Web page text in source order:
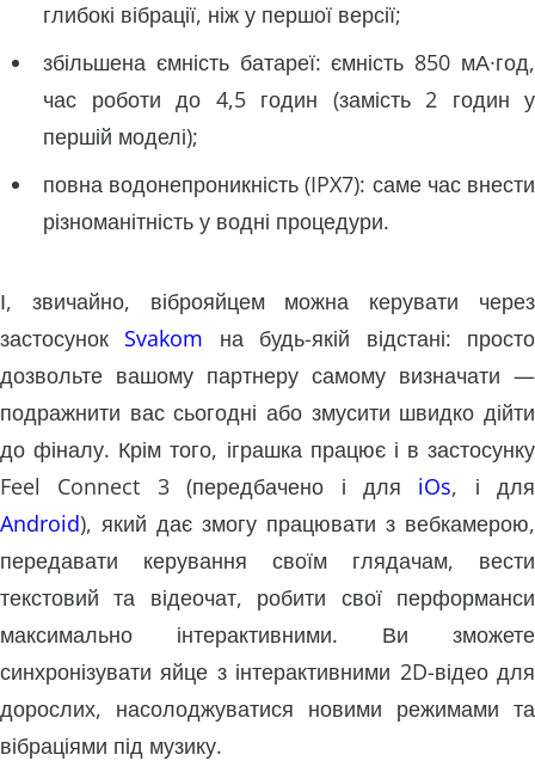
глибокі вібрації, ніж у першої версії;
збільшена ємність батареї: ємність 850 мА∙год,
час роботи до 4,5 годин (замість 2 годин у
першій моделі);
повна водонепроникність (IPX7): саме час внести
різноманітність у водні процедури.
І, звичайно, віброяйцем можна керувати через
застосунок Svakom на будь-якій відстані: просто
дозвольте вашому партнеру самому визначати —
подражнити вас сьогодні або змусити швидко дійти
до фіналу. Крім того, іграшка працює і в застосунку
Feel Connect 3 (передбачено і для iOs, і для
Android), який дає змогу працювати з вебкамерою,
передавати керування своїм глядачам, вести
текстовий та відеочат, робити свої перформанси
максимально інтерактивними. Ви зможете
синхронізувати яйце з інтерактивними 2D-відео для
дорослих, насолоджуватися новими режимами та
вібраціями під музику.